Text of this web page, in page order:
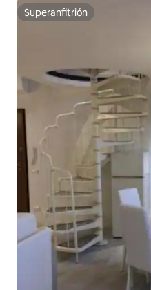
Superanfitrión
Superanfitrión